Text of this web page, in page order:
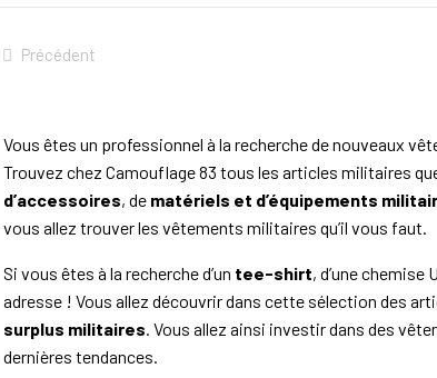
Vous êtes un professionnel à la recherche de nouveaux
Trouvez chez Camouflage 83 tous les articles militaires
d’accessoires, de matériels et d’équipements
vous allez trouver les vêtements militaires qu’il vous faut.
Si vous êtes à la recherche d’un tee-shirt, d’une chemise
adresse ! Vous allez découvrir dans cette sélection des
surplus militaires. Vous allez ainsi investir dans des
dernières tendances.
Précédent